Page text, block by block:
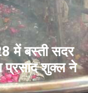
में बस्ती सदर
प्रसाद शुक्ल ने